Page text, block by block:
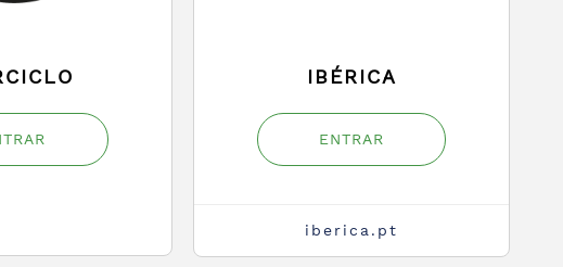
IBÉRICA
ENTRAR
iberica.pt